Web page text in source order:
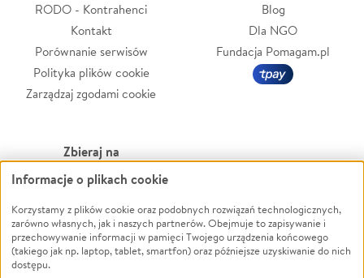
RODO - Kontrahenci
Kontakt
Porównanie serwisów
Polityka plików cookie
Zarządzaj zgodami cookie
Blog
Dla NGO
Fundacja Pomagam.pl
Zbieraj na
Leczenie
Zwierzęta
Pożar
Ukraina
Powódź
Wichura
NGO
Informacje o plikach cookie
Korzystamy z plików cookie oraz podobnych rozwiązań technologicznych,
zarówno własnych, jak i naszych partnerów. Obejmuje to zapisywanie i
przechowywanie informacji w pamięci Twojego urządzenia końcowego
(takiego jak np. laptop, tablet, smartfon) oraz późniejsze uzyskiwanie do nich
dostępu.